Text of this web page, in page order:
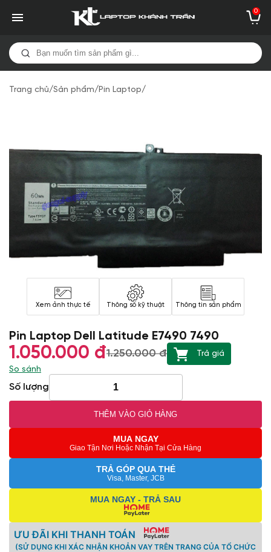
0
Trang chủ/Sản phẩm/Pin Laptop/
Xem ảnh thực tế Thông số kỹ thuật Thông tin sản phẩm
Pin Laptop Dell Latitude E7490 7490
1.050.000 đ1.250.000 đ
Trả giá
So sánh
Số lượng
THÊM VÀO GIỎ HÀNG
MUA NGAY
Giao Tận Nơi Hoặc Nhận Tại Cửa Hàng
TRẢ GÓP QUA THẺ
Visa, Master, JCB
MUA NGAY - TRẢ SAU
ƯU ĐÃI KHI THANH TOÁN
(SỬ DỤNG KHI XÁC NHẬN KHOẢN VAY TRÊN TRANG CỦA TỔ CHỨC